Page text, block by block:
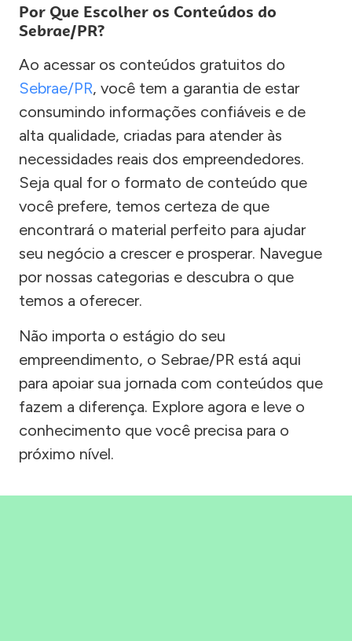
Por Que Escolher os Conteúdos do
Sebrae/PR?
Ao acessar os conteúdos gratuitos do
Sebrae/PR, você tem a garantia de estar
consumindo informações confiáveis e de
alta qualidade, criadas para atender às
necessidades reais dos empreendedores.
Seja qual for o formato de conteúdo que
você prefere, temos certeza de que
encontrará o material perfeito para ajudar
seu negócio a crescer e prosperar. Navegue
por nossas categorias e descubra o que
temos a oferecer.
Não importa o estágio do seu
empreendimento, o Sebrae/PR está aqui
para apoiar sua jornada com conteúdos que
fazem a diferença. Explore agora e leve o
conhecimento que você precisa para o
próximo nível.